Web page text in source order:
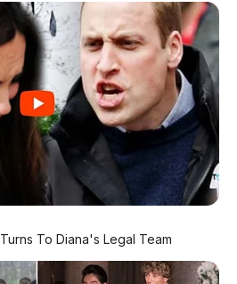
Leapmotor B01: Sedan
Listrik Kompak 800V
dengan Range 670 Km
To Diana's Legal Team